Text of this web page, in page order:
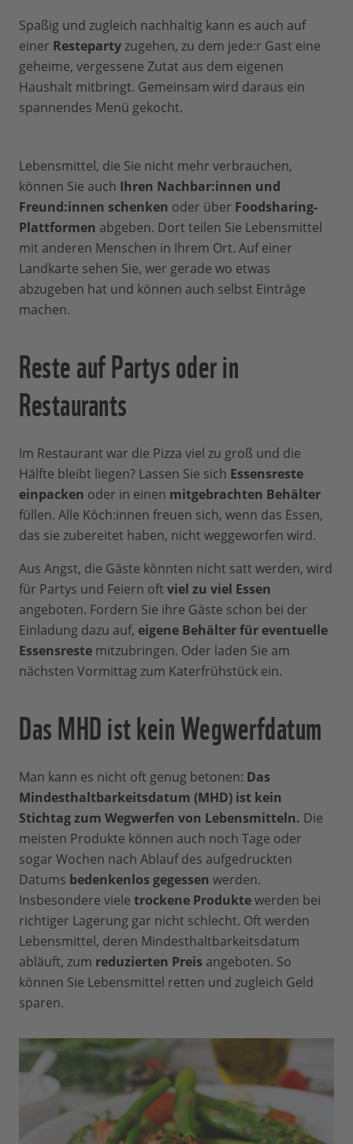
Spaßig und zugleich nachhaltig kann es auch auf
einer Restepartyzugehen, zu dem jede:r Gast eine
geheime, vergessene Zutat aus dem eigenen
Haushalt mitbringt. Gemeinsam wird daraus ein
spannendes Menü gekocht.
Lebensmittel, die Sie nicht mehr verbrauchen,
können Sie auch Ihren Nachbar:innen und
Freund:innen schenken oder über Foodsharing-
Plattformen abgeben. Dort teilen Sie Lebensmittel
mit anderen Menschen in Ihrem Ort. Auf einer
Landkarte sehen Sie, wer gerade wo etwas
abzugeben hat und können auch selbst Einträge
machen.
Reste auf Partys oder in
Restaurants
Im Restaurant war die Pizza viel zu groß und die
Hälfte bleibt liegen? Lassen Sie sich Essensreste
einpacken oder in einen mitgebrachten Behälter
füllen. Alle Köch:innen freuen sich, wenn das Essen,
das sie zubereitet haben, nicht weggeworfen wird.
Aus Angst, die Gäste könnten nicht satt werden, wird
für Partys und Feiern oft viel zu viel Essen
angeboten. Fordern Sie ihre Gäste schon bei der
Einladung dazu auf, eigene Behälter für eventuelle
Essensreste mitzubringen. Oder laden Sie am
nächsten Vormittag zum Katerfrühstück ein.
Das MHD ist kein Wegwerfdatum
Man kann es nicht oft genug betonen: Das
Mindesthaltbarkeitsdatum (MHD) ist kein
Stichtag zum Wegwerfen von Lebensmitteln. Die
meisten Produkte können auch noch Tage oder
sogar Wochen nach Ablauf des aufgedruckten
Datums bedenkenlos gegessen werden.
Insbesondere viele trockene Produktewerden bei
richtiger Lagerung gar nicht schlecht. Oft werden
Lebensmittel, deren Mindesthaltbarkeitsdatum
abläuft, zum reduzierten Preis angeboten. So
können Sie Lebensmittel retten und zugleich Geld
sparen.